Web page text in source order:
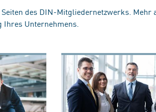
des DIN-Mitgliedernetzwerks.
Unternehmens.